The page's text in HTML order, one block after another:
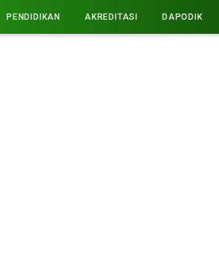
PENDIDIKAN AKREDITASI DAPODIK